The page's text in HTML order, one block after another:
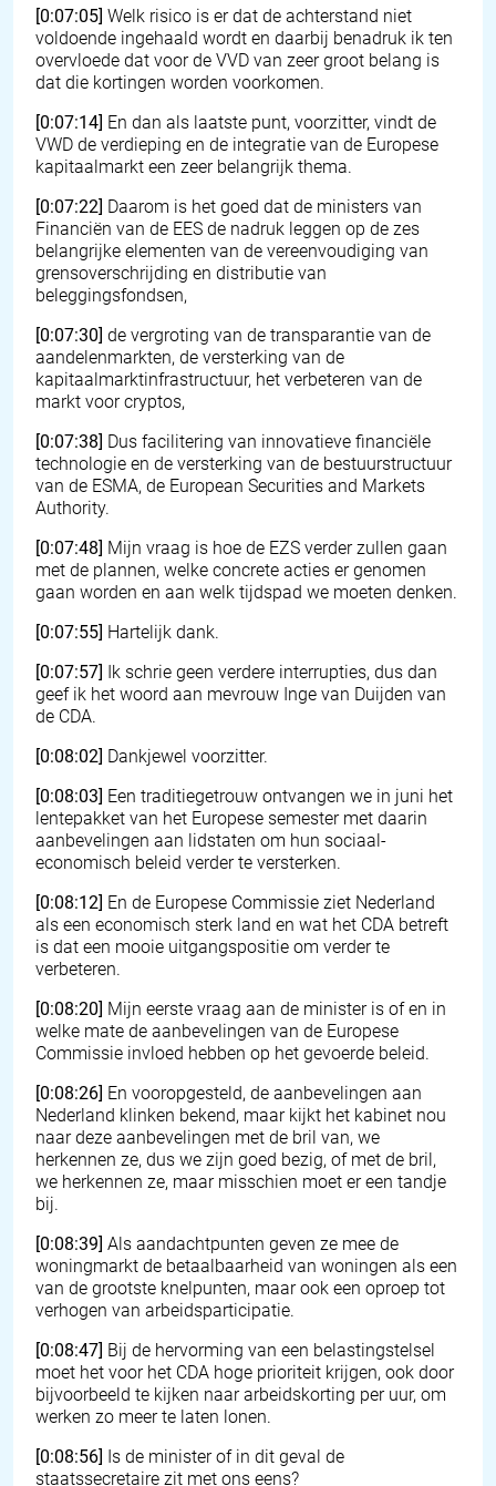
[0:07:05] Welk risico is er dat de achterstand niet
voldoende ingehaald wordt en daarbij benadruk ik ten
overvloede dat voor de VVD van zeer groot belang is
dat die kortingen worden voorkomen.
[0:07:14] En dan als laatste punt, voorzitter, vindt de
VWD de verdieping en de integratie van de Europese
kapitaalmarkt een zeer belangrijk thema.
[0:07:22] Daarom is het goed dat de ministers van
Financiën van de EES de nadruk leggen op de zes
belangrijke elementen van de vereenvoudiging van
grensoverschrijding en distributie van
beleggingsfondsen,
[0:07:30] de vergroting van de transparantie van de
aandelenmarkten, de versterking van de
kapitaalmarktinfrastructuur, het verbeteren van de
markt voor cryptos,
[0:07:38] Dus facilitering van innovatieve financiële
technologie en de versterking van de bestuurstructuur
van de ESMA, de European Securities and Markets
Authority.
[0:07:48] Mijn vraag is hoe de EZS verder zullen gaan
met de plannen, welke concrete acties er genomen
gaan worden en aan welk tijdspad we moeten denken.
[0:07:55] Hartelijk dank.
[0:07:57] Ik schrie geen verdere interrupties, dus dan
geef ik het woord aan mevrouw Inge van Duijden van
de CDA.
[0:08:02] Dankjewel voorzitter.
[0:08:03] Een traditiegetrouw ontvangen we in juni het
lentepakket van het Europese semester met daarin
aanbevelingen aan lidstaten om hun sociaal-
economisch beleid verder te versterken.
[0:08:12] En de Europese Commissie ziet Nederland
als een economisch sterk land en wat het CDA betreft
is dat een mooie uitgangspositie om verder te
verbeteren.
[0:08:20] Mijn eerste vraag aan de minister is of en in
welke mate de aanbevelingen van de Europese
Commissie invloed hebben op het gevoerde beleid.
[0:08:26] En vooropgesteld, de aanbevelingen aan
Nederland klinken bekend, maar kijkt het kabinet nou
naar deze aanbevelingen met de bril van, we
herkennen ze, dus we zijn goed bezig, of met de bril,
we herkennen ze, maar misschien moet er een tandje
bij.
[0:08:39] Als aandachtpunten geven ze mee de
woningmarkt de betaalbaarheid van woningen als een
van de grootste knelpunten, maar ook een oproep tot
verhogen van arbeidsparticipatie.
[0:08:47] Bij de hervorming van een belastingstelsel
moet het voor het CDA hoge prioriteit krijgen, ook door
bijvoorbeeld te kijken naar arbeidskorting per uur, om
werken zo meer te laten lonen.
[0:08:56] Is de minister of in dit geval de
staatssecretaire zit met ons eens?